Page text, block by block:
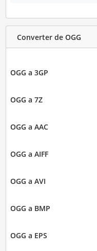
Converter de OGG
OGG a 3GP
OGG a 7Z
OGG a AAC
OGG a AIFF
OGG a AVI
OGG a BMP
OGG a EPS